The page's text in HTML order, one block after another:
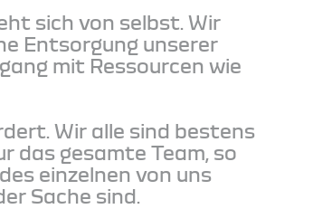
sich von selbst. Wir
Entsorgung unserer
mit Ressourcen wie
Wir alle sind bestens
das gesamte Team, so
einzelnen von uns
Sache sind.